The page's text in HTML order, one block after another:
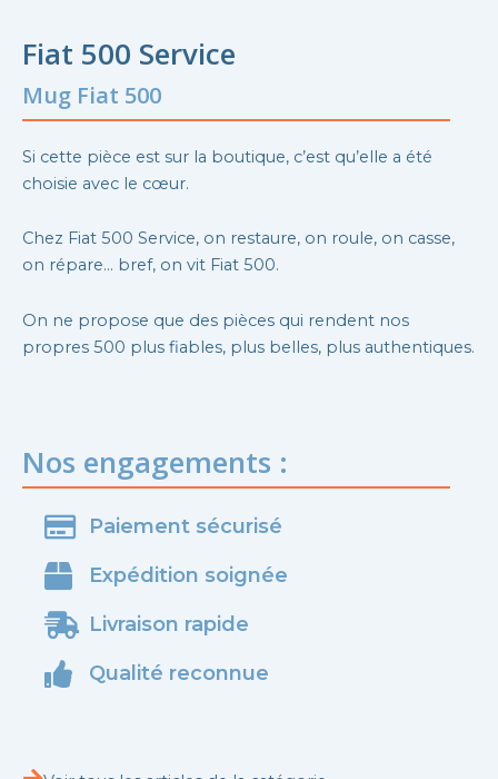
Fiat 500 Service
Mug Fiat 500
Si cette pièce est sur la boutique, c’est qu’elle a été
choisie avec le cœur.
Chez Fiat 500 Service, on restaure, on roule, on casse,
on répare… bref, on vit Fiat 500.
On ne propose que des pièces qui rendent nos
propres 500 plus fiables, plus belles, plus authentiques.
Nos engagements :
Paiement sécurisé
Expédition soignée
Livraison rapide
Qualité reconnue